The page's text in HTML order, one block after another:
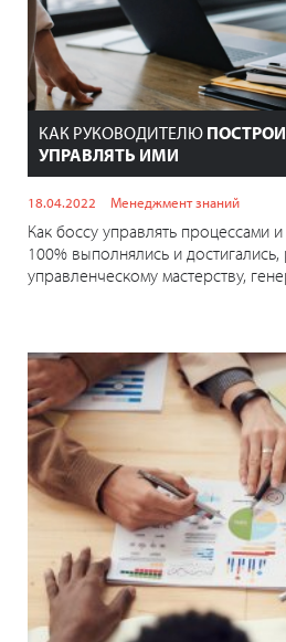
КАК РУКОВОДИТЕЛЮ
УПРАВЛЯТЬ ИМИ
18.04.2022 Менеджмент знаний
Как боссу управлять процессами
100% выполнялись и достигались,
управленческому мастерству,